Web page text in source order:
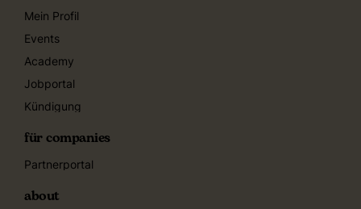
Mein Profil
Events
Academy
Jobportal
Kündigung
für companies
Partnerportal
about